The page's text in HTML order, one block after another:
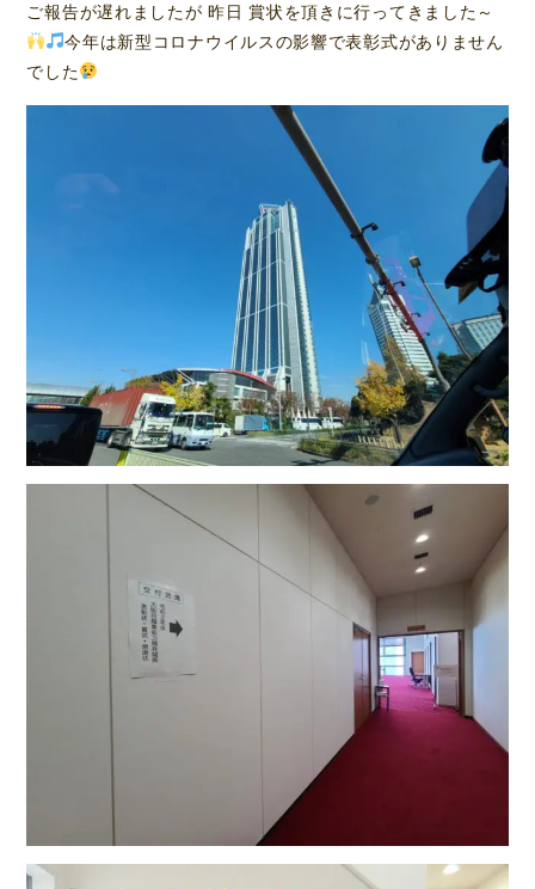
ご報告が遅れましたが 昨日 賞状を頂きに行ってきました～
今年は新型コロナウイルスの影響で表彰式がありません
でした